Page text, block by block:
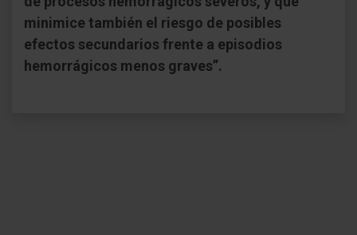
minimice también el riesgo de posibles
efectos secundarios frente a episodios
hemorrágicos menos graves”.